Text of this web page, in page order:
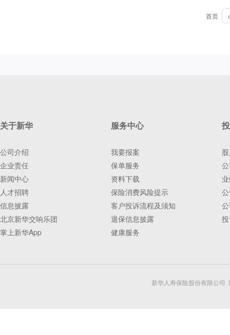
首页
关于新华
公司介绍
企业责任
新闻中心
人才招聘
信息披露
北京新华交响乐团
掌上新华App
服务中心
我要报案
保单服务
资料下载
保险消费风险提示
客户投诉流程及须知
退保信息披露
健康服务
新华人寿保险股份有限公